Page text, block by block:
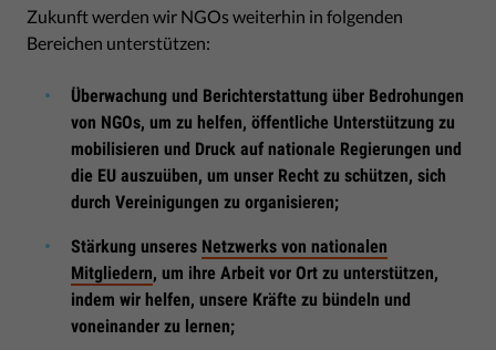
Zukunft werden wir NGOs weiterhin in folgenden
Bereichen unterstützen:
Überwachung und Berichterstattung über Bedrohungen
von NGOs, um zu helfen, öffentliche Unterstützung zu
mobilisieren und Druck auf nationale Regierungen und
die EU auszuüben, um unser Recht zu schützen, sich
durch Vereinigungen zu organisieren;
Stärkung unseres Netzwerks von nationalen
Mitgliedern, um ihre Arbeit vor Ort zu unterstützen,
indem wir helfen, unsere Kräfte zu bündeln und
voneinander zu lernen;